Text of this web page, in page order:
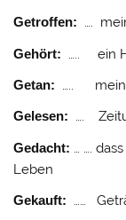
Getroffen: ….
Gehört: ….. ein
Getan: …..
Gelesen: ….
Gedacht: … ….
Leben
Gekauft: ……